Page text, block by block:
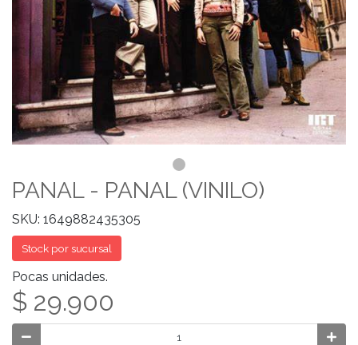
PANAL - PANAL (VINILO)
SKU: 1649882435305
Stock por sucursal
Pocas unidades.
$ 29.900